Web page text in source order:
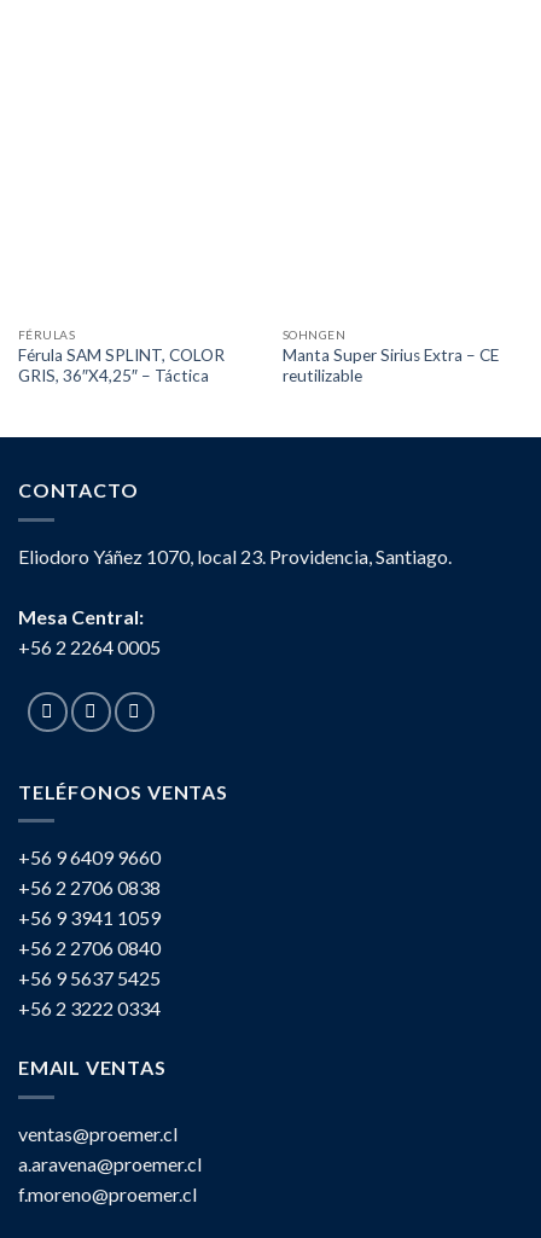
FÉRULAS
Férula SAM SPLINT, COLOR
GRIS, 36″X4,25″ – Táctica
SOHNGEN
Manta Super Sirius Extra – CE
reutilizable
CONTACTO
Eliodoro Yáñez 1070, local 23. Providencia, Santiago.
Mesa Central:
+56 2 2264 0005
TELÉFONOS VENTAS
+56 9 6409 9660
+56 2 2706 0838
+56 9 3941 1059
+56 2 2706 0840
+56 9 5637 5425
+56 2 3222 0334
EMAIL VENTAS
ventas@proemer.cl
a.aravena@proemer.cl
f.moreno@proemer.cl